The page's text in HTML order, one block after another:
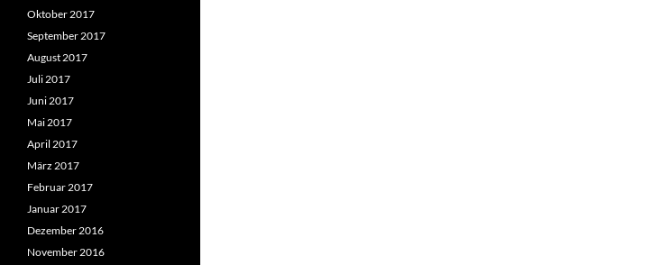
Oktober 2017
September 2017
August 2017
Juli 2017
Juni 2017
Mai 2017
April 2017
März 2017
Februar 2017
Januar 2017
Dezember 2016
November 2016